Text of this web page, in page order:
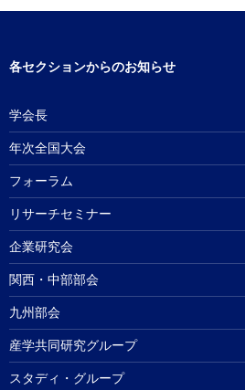
各セクションからのお知らせ
学会長
年次全国大会
フォーラム
リサーチセミナー
企業研究会
関西・中部部会
九州部会
産学共同研究グループ
スタディ・グループ